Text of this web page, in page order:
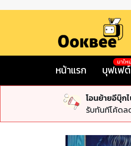
หน้าแรก บุฟเฟต์
มาใหม่
โอนย้ายอีบุ๊ก
รับทันทีโค้ดล